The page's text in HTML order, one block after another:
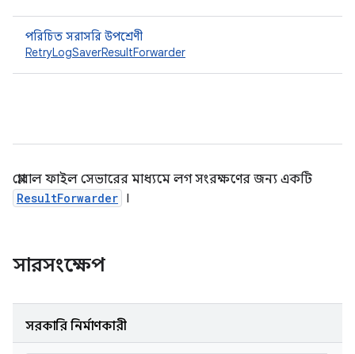
পরিচিত সরাসরি উপশ্রেণী
RetryLogSaverResultForwarder
গ্লোবাল ফাইল সেভারের মাধ্যমে লগ সংরক্ষণের জন্য একটি
ResultForwarder ।
সারসংক্ষেপ
সরকারি নির্মাণকারী